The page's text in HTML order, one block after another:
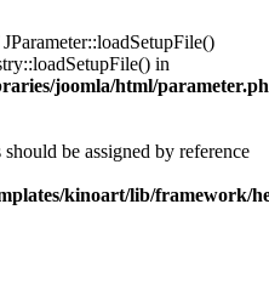
in
joomla/html/
be assigned by reference
kinoart/lib/framework/